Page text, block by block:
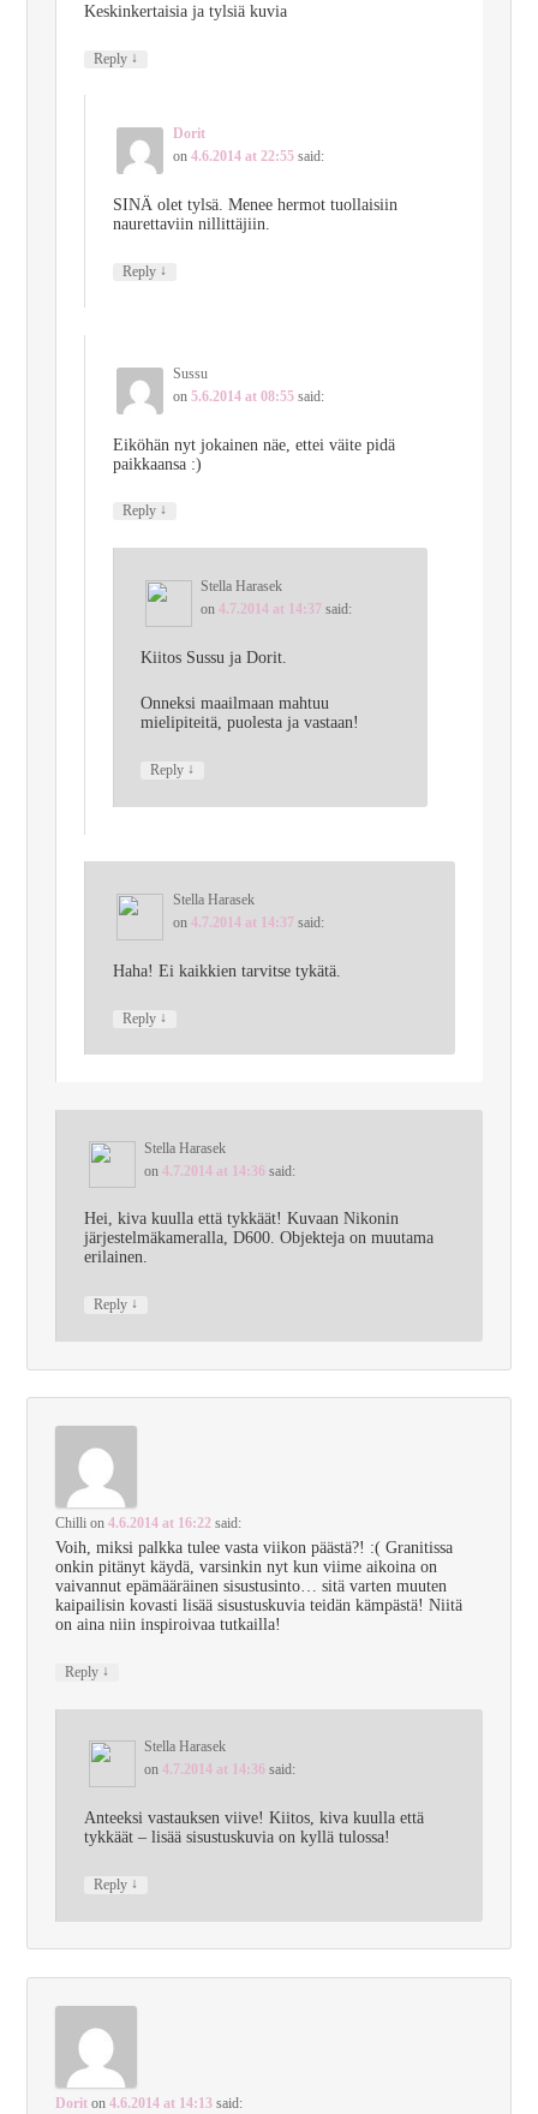
Keskinkertaisia ja tylsiä kuvia
Reply ↓
Dorit
on 4.6.2014 at 22:55 said:
SINÄ olet tylsä. Menee hermot tuollaisiin
naurettaviin nillittäjiin.
Reply ↓
Sussu
on 5.6.2014 at 08:55 said:
Eiköhän nyt jokainen näe, ettei väite pidä
paikkaansa :)
Reply ↓
Stella Harasek
on4.7.2014 at 14:37 said:
Kiitos Sussu ja Dorit.
Onneksi maailmaan mahtuu
mielipiteitä, puolesta ja vastaan!
Reply ↓
Stella Harasek
on 4.7.2014 at 14:37 said:
Haha! Ei kaikkien tarvitse tykätä.
Reply ↓
Stella Harasek
on 4.7.2014 at 14:36 said:
Hei, kiva kuulla että tykkäät! Kuvaan Nikonin
järjestelmäkameralla, D600. Objekteja on muutama
erilainen.
Reply ↓
Chilli on4.6.2014 at 16:22 said:
Voih, miksi palkka tulee vasta viikon päästä?! :( Granitissa
onkin pitänyt käydä, varsinkin nyt kun viime aikoina on
vaivannut epämääräinen sisustusinto… sitä varten muuten
kaipailisin kovasti lisää sisustuskuvia teidän kämpästä! Niitä
on aina niin inspiroivaa tutkailla!
Reply ↓
Stella Harasek
on 4.7.2014 at 14:36 said:
Anteeksi vastauksen viive! Kiitos, kiva kuulla että
tykkäät – lisää sisustuskuvia on kyllä tulossa!
Reply ↓
Dorit on4.6.2014 at 14:13 said: